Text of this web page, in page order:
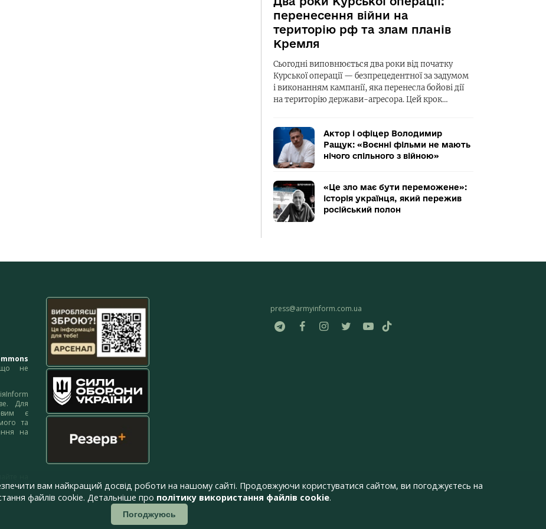
перенесення війни на
територію рф та злам планів
Кремля
Сьогодні виповнюється два роки від початку
Курської операції — безпрецедентної за задумом
і виконанням кампанії, яка перенесла бойові дії
на територію держави-агресора. Цей крок…
Актор і офіцер Володимир
Ращук: «Воєнні фільми не мають
нічого спільного з війною»
«Це зло має бути переможене»:
історія українця, який пережив
російський полон
не
Для
є
та
на
press@armyinform.com.ua
вам найкращий досвід роботи на нашому сайті. Продовжуючи користуватися сайтом, ви погоджуєтесь на
файлів cookie. Детальніше про політику використання файлів cookie.
Погоджуюсь